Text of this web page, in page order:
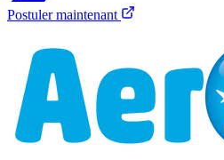
Postuler maintenant